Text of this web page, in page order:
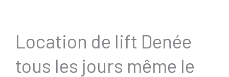
Location de lift Denée
tous les jours même le